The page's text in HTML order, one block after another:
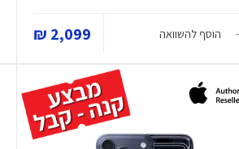
הוסף להשוואה 2,099 ₪